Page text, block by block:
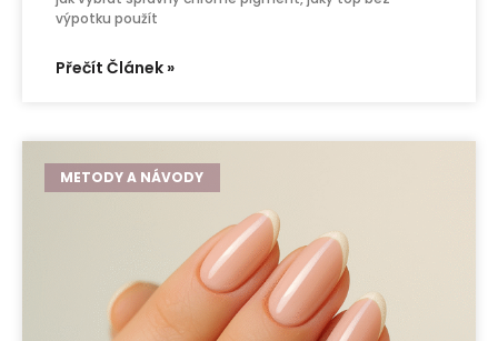
výpotku použít
Přečít Článek »
METODY A NÁVODY